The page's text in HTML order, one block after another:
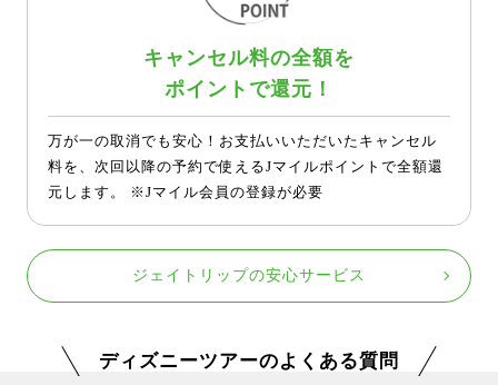
キャンセル料の全額を
ポイントで還元！
万が一の取消でも安心！お支払いいただいたキャンセル
料を、次回以降の予約で使えるJマイルポイントで全額還
元します。 ※Jマイル会員の登録が必要
ジェイトリップの安心サービス
ディズニーツアーのよくある質問